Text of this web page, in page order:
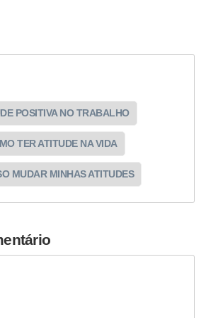
POSITIVA NO TRABALHO
TER ATITUDE NA VIDA
MUDAR MINHAS ATITUDES